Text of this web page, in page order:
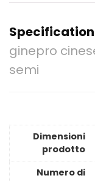
ginepro
semi
Dimensioni
prodotto
Numero di